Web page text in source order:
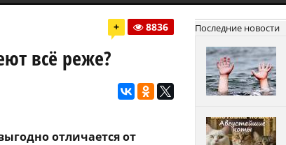
+ 8836
всё реже?
отличается от
Последние новости